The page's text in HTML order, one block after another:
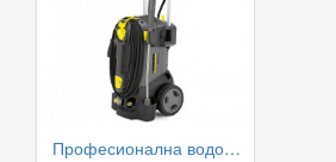
Професионална водоструйка Karcher HD 6/13 C *EU